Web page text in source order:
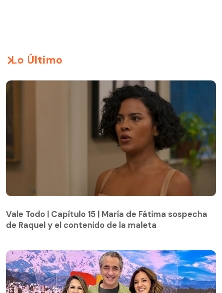
Lo Último
de Raquel y el contenido de la maleta
Vale Todo | Capítulo 15 | María de Fátima sospecha
de Raquel y el contenido de la maleta